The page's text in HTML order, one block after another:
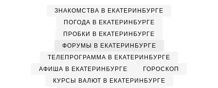
ЗНАКОМСТВА В ЕКАТЕРИНБУРГЕ
ПОГОДА В ЕКАТЕРИНБУРГЕ
ПРОБКИ В ЕКАТЕРИНБУРГЕ
ФОРУМЫ В ЕКАТЕРИНБУРГЕ
ТЕЛЕПРОГРАММА В ЕКАТЕРИНБУРГЕ
АФИША В ЕКАТЕРИНБУРГЕ
ГОРОСКОП
КУРСЫ ВАЛЮТ В ЕКАТЕРИНБУРГЕ